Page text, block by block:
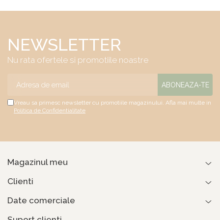
Salt Confort
NEWSLETTER
Nu rata ofertele si promotiile noastre
Vreau sa primesc newsletter cu promotiile magazinului. Afla mai multe in
Politica de Confidentialitate
Magazinul meu
Clienti
Date comerciale